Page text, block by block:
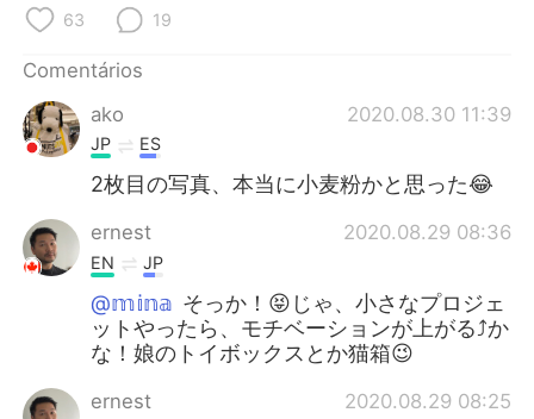
63 19
Comentários
ako
2020.08.30 11:39
JP ES
2枚目の写真、本当に小麦粉かと思った😂
ernest 2020.08.29 08:36
EN JP
@𝕞𝕚𝕟𝕒 そっか！😝じゃ、小さなプロジェ
ットやったら、モチベーションが上がる⤴️か
な！娘のトイボックスとか猫箱😉
ernest 2020.08.29 08:25